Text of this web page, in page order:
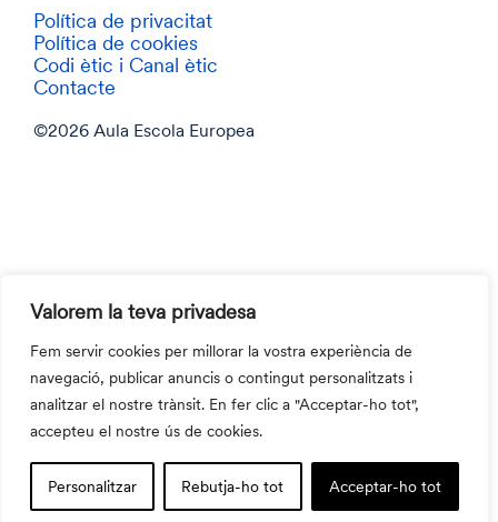
Valorem la teva privadesa
Fem servir cookies per millorar la vostra experiència de
navegació, publicar anuncis o contingut personalitzats i
analitzar el nostre trànsit. En fer clic a "Acceptar-ho tot",
accepteu el nostre ús de cookies.
Personalitzar Rebutja-ho tot Acceptar-ho tot
Política de privacitat
Política de cookies
Codi ètic i Canal ètic
Contacte
©2026 Aula Escola Europea